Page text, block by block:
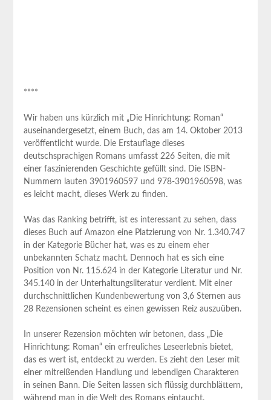
****
Wir haben uns kürzlich mit „Die Hinrichtung: ⁤Roman“
auseinandergesetzt, einem⁣ Buch, ⁣das ​am 14. Oktober ⁤2013
veröffentlicht wurde. ⁤Die Erstauflage ⁢dieses
deutschsprachigen Romans‌ umfasst 226 Seiten, die mit‌
einer faszinierenden Geschichte gefüllt sind. ‌Die ISBN-
Nummern lauten 3901960597 und 978-3901960598, ​was
es leicht macht, dieses Werk‌ zu ⁢finden.
Was das Ranking betrifft, ist es interessant zu sehen, dass
dieses Buch ‌auf Amazon eine Platzierung von Nr. 1.340.747
⁣in der Kategorie Bücher hat, was es zu einem⁤ eher
unbekannten Schatz⁣ macht.⁢ Dennoch hat es sich eine
Position von Nr. ‌115.624 in der Kategorie Literatur und​ Nr.
345.140 in der Unterhaltungsliteratur verdient. Mit einer
durchschnittlichen Kundenbewertung von 3,6 Sternen aus
28 ⁣Rezensionen scheint es einen gewissen Reiz auszuüben.
In unserer Rezension​ möchten wir betonen, dass „Die
Hinrichtung: Roman“ ‌ein erfreuliches Leseerlebnis bietet,
‍das es wert ist, entdeckt⁢ zu werden. Es zieht⁤ den Leser mit‌
einer mitreißenden Handlung und lebendigen Charakteren
in seinen Bann. Die‍ Seiten lassen sich flüssig durchblättern,
während man in die Welt des ⁣Romans eintaucht.